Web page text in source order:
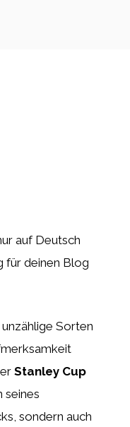
auf Deutsch
für deinen Blog
Sorten
Stanley Cup
seines
sondern auch